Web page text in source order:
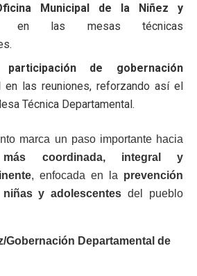
Municipal de la Niñez y
en las mesas técnicas
participación de gobernación
en las reuniones, reforzando así el
Técnica Departamental.
marca un paso importante hacia
más coordinada, integral y
, enfocada en la prevención
y adolescentes del pueblo
Gobernación Departamental de